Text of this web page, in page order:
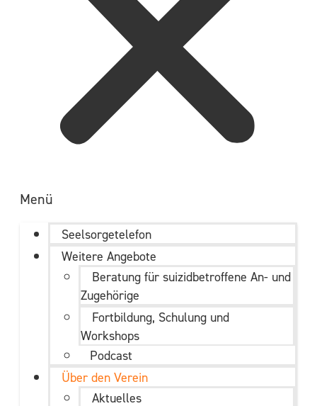
Menü
Seelsorgetelefon
Weitere Angebote
Beratung für suizidbetroffene An- und
Zugehörige
Fortbildung, Schulung und
Workshops
Podcast
Über den Verein
Aktuelles